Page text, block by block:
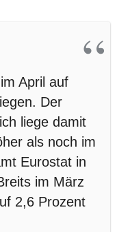
April auf
Der
liege damit
als noch im
Eurostat in
im März
2,6 Prozent